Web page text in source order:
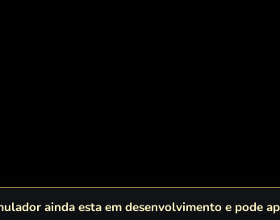
ainda esta em desenvolvimento e pode